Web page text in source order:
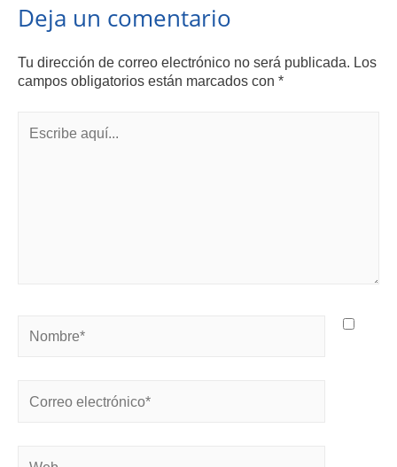
Deja un comentario
Tu dirección de correo electrónico no será publicada. Los
campos obligatorios están marcados con *